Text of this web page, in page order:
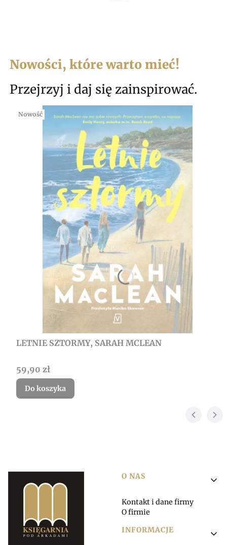
Nowości, które warto mieć!
Przejrzyj i daj się zainspirować.
Nowość
LETNIE SZTORMY, SARAH MCLEAN
Cena
59,90 zł
Do koszyka
Linki w stopce
O NAS
Kontakt i dane firmy
O firmie
INFORMACJE